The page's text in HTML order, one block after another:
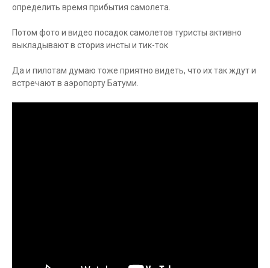
определить время прибытия самолета.
Потом фото и видео посадок самолетов туристы активно
выкладывают в сториз инсты и тик-ток
Да и пилотам думаю тоже приятно видеть, что их так ждут и
встречают в аэропорту Батуми.